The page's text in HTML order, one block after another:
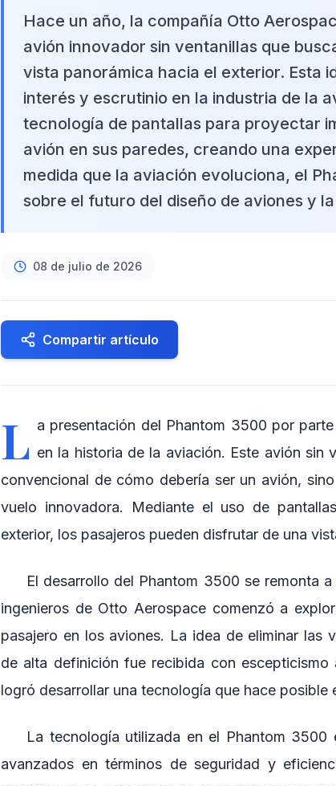
Hace un año, la compañía Otto
avión innovador sin ventanillas que
vista panorámica hacia el exterior. Esta
interés y escrutinio en la industria de la
tecnología de pantallas para proyectar
avión en sus paredes, creando una
medida que la aviación evoluciona, el
sobre el futuro del diseño de aviones y
08 de julio de 2026
Compartir artículo
L a presentación del Phantom 3500 por
en la historia de la aviación. Este avión sin
convencional de cómo debería ser un avión,
vuelo innovadora. Mediante el uso de
exterior, los pasajeros pueden disfrutar de una
El desarrollo del Phantom 3500 se remonta
ingenieros de Otto Aerospace comenzó a
pasajero en los aviones. La idea de eliminar las
de alta definición fue recibida con
logró desarrollar una tecnología que hace posible
La tecnología utilizada en el Phantom
avanzados en términos de seguridad y